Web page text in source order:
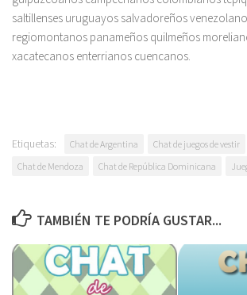
saltillenses uruguayos salvadoreños
regiomontanos panameños quilmeños
xacatecanos enterrianos cuencanos.
Etiquetas: Chat de Argentina Chat de juegos de vestir
Chat de Mendoza
Chat de República Dominicana
TAMBIÉN TE PODRÍA GUSTAR...